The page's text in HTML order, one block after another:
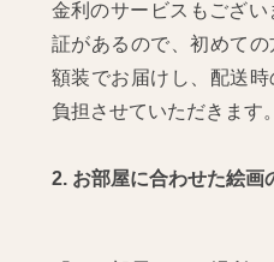
金利のサービスもござ
証があるので、初めて
額装でお届けし、配送
負担させていただきます。
2. お部屋に合わせた絵画